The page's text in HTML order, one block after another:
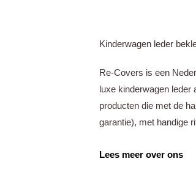
Kinderwagen leder
Re-Covers is een
luxe kinderwagen
producten die met de
garantie), met handige
Lees meer over ons